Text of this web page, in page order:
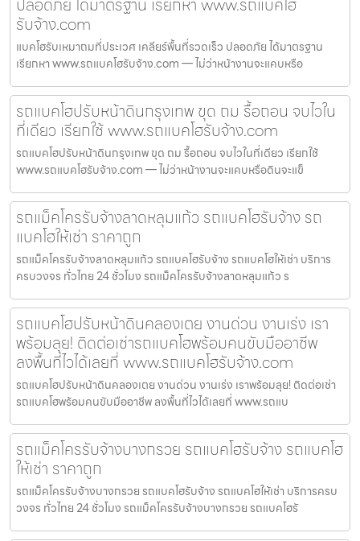
รับจ้าง.com
แบคโฮรับเหมาถมที่ประเวศ เคลียร์พื้นที่รวดเร็ว ปลอดภัย ได้มาตรฐาน
เรียกหา www.รถแบคโฮรับจ้าง.com — ไม่ว่าหน้างานจะแคบหรือ
รถแบคโฮปรับหน้าดินกรุงเทพ ขุด ถม รื้อถอน จบไวใน
ที่เดียว เรียกใช้ www.รถแบคโฮรับจ้าง.com
รถแบคโฮปรับหน้าดินกรุงเทพ ขุด ถม รื้อถอน จบไวในที่เดียว เรียกใช้
www.รถแบคโฮรับจ้าง.com — ไม่ว่าหน้างานจะแคบหรือดินจะแข็
รถแม็คโครรับจ้างลาดหลุมแก้ว รถแบคโฮรับจ้าง รถ
แบคโฮให้เช่า ราคาถูก
รถแม็คโครรับจ้างลาดหลุมแก้ว รถแบคโฮรับจ้าง รถแบคโฮให้เช่า บริการ
ครบวงจร ทั่วไทย 24 ชั่วโมง รถแม็คโครรับจ้างลาดหลุมแก้ว ร
รถแบคโฮปรับหน้าดินคลองเตย งานด่วน งานเร่ง เรา
พร้อมลุย! ติดต่อเช่ารถแบคโฮพร้อมคนขับมืออาชีพ
ลงพื้นที่ไวได้เลยที่ www.รถแบคโฮรับจ้าง.com
รถแบคโฮปรับหน้าดินคลองเตย งานด่วน งานเร่ง เราพร้อมลุย! ติดต่อเช่า
รถแบคโฮพร้อมคนขับมืออาชีพ ลงพื้นที่ไวได้เลยที่ www.รถแบ
รถแม็คโครรับจ้างบางกรวย รถแบคโฮรับจ้าง รถแบคโฮ
ให้เช่า ราคาถูก
รถแม็คโครรับจ้างบางกรวย รถแบคโฮรับจ้าง รถแบคโฮให้เช่า บริการครบ
วงจร ทั่วไทย 24 ชั่วโมง รถแม็คโครรับจ้างบางกรวย รถแบคโฮรั